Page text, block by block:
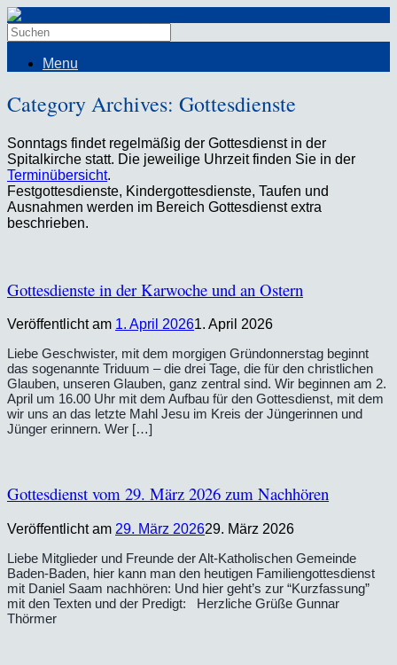
Menu
Category Archives: Gottesdienste
Sonntags findet regelmäßig der Gottesdienst in der
Spitalkirche statt. Die jeweilige Uhrzeit finden Sie in der
Terminübersicht.
Festgottesdienste, Kindergottesdienste, Taufen und
Ausnahmen werden im Bereich Gottesdienst extra
beschrieben.
Gottesdienste in der Karwoche und an Ostern
Veröffentlicht am 1. April 20261. April 2026
Liebe Geschwister, mit dem morgigen Gründonnerstag beginnt
das sogenannte Triduum – die drei Tage, die für den christlichen
Glauben, unseren Glauben, ganz zentral sind. Wir beginnen am 2.
April um 16.00 Uhr mit dem Aufbau für den Gottesdienst, mit dem
wir uns an das letzte Mahl Jesu im Kreis der Jüngerinnen und
Jünger erinnern. Wer […]
Gottesdienst vom 29. März 2026 zum Nachhören
Veröffentlicht am 29. März 202629. März 2026
Liebe Mitglieder und Freunde der Alt-Katholischen Gemeinde
Baden-Baden, hier kann man den heutigen Familiengottesdienst
mit Daniel Saam nachhören: Und hier geht’s zur “Kurzfassung”
mit den Texten und der Predigt: Herzliche Grüße Gunnar
Thörmer